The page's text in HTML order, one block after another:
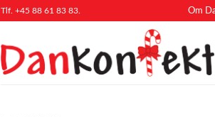
Tlf. +45 88 61 83 83. Om